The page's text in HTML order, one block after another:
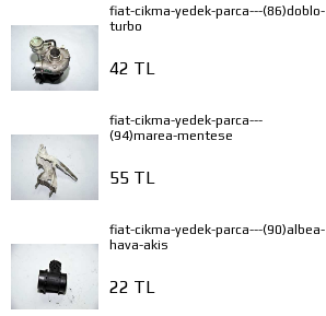
fiat-cikma-yedek-parca---(86)doblo-
turbo
42 TL
fiat-cikma-yedek-parca---
(94)marea-mentese
55 TL
fiat-cikma-yedek-parca---(90)albea-
hava-akis
22 TL